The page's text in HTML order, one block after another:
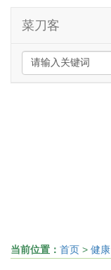
菜刀客
当前位置： 首页 > 健康